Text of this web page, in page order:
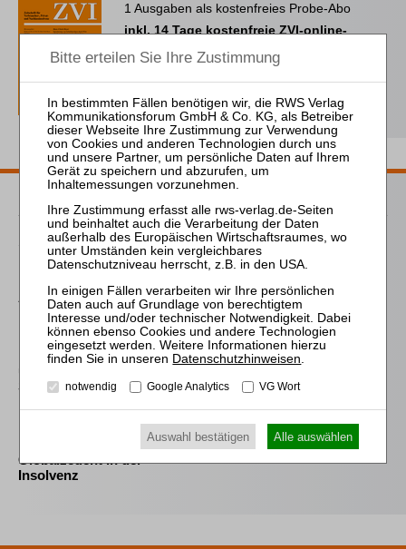
1 Ausgaben als kostenfreies Probe-Abo
inkl. 14 Tage kostenfreie ZVI-online-
Nutzung
Passende Bücher
Steinhauser
Bleibeprämien in der
Arbeitgebers
Frind (Hrsg.)
Best Practice Insolvenz-
Sanierungsverwaltung
Der selbstständig tätige
Globalzedent in der
Insolvenz
Datenschutzhinweisen
notwendig Google Analytics VG Wort
Auswahl bestätigen Alle auswählen